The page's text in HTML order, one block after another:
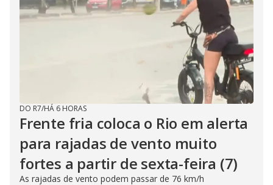
DO R7/HÁ 6 HORAS
Frente fria coloca o Rio em alerta
para rajadas de vento muito
fortes a partir de sexta-feira (7)
As rajadas de vento podem passar de 76 km/h